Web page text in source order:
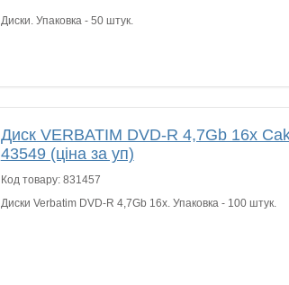
Диски. Упаковка - 50 штук.
Диск VERBATIM DVD-R 4,7Gb 16x
43549 (ціна за уп)
Код товару: 831457
Диски Verbatim DVD-R 4,7Gb 16x. Упаковка - 100 штук.